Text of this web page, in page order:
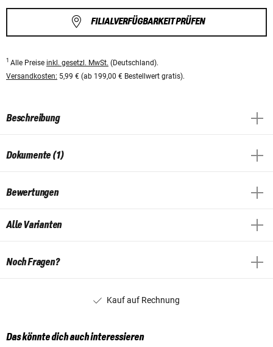
FILIALVERFÜGBARKEIT PRÜFEN
1 Alle Preise inkl. gesetzl. MwSt. (Deutschland).
Versandkosten: 5,99 € (ab 199,00 € Bestellwert gratis).
Beschreibung
Dokumente (1)
Bewertungen
Alle Varianten
Noch Fragen?
Kauf auf Rechnung
Das könnte dich auch interessieren